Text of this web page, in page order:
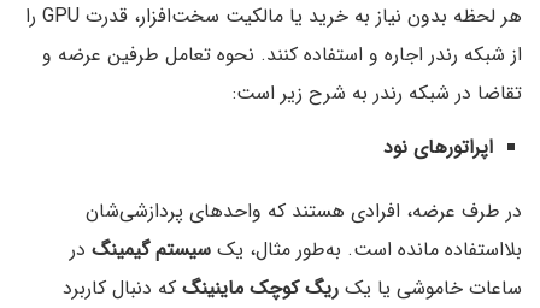
هر لحظه بدون نیاز به خرید یا مالکیت سخت‌افزار، قدرت GPU را
از شبکه رندر اجاره و استفاده کنند. نحوه تعامل طرفین عرضه و
تقاضا در شبکه رندر به شرح زیر است:
اپراتورهای نود
در طرف عرضه، افرادی هستند که واحدهای پردازشی‌شان
بلااستفاده مانده است. به‌طور مثال، یک سیستم گیمینگ در
ساعات خاموشی یا یک ریگ کوچک ماینینگ که دنبال کاربرد